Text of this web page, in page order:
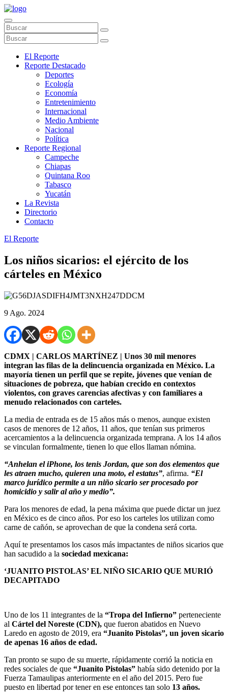
El Reporte
Reporte Destacado
Deportes
Ecología
Economía
Entretenimiento
Internacional
Medio Ambiente
Nacional
Política
Reporte Regional
Campeche
Chiapas
Quintana Roo
Tabasco
Yucatán
La Revista
Directorio
Contacto
El Reporte
Los niños sicarios: el ejército de los
cárteles en México
9 Ago. 2024
CDMX | CARLOS MARTÍNEZ | Unos 30 mil menores
integran las filas de la delincuencia organizada en México. La
mayoría tienen un perfil que se repite, jóvenes que venían de
situaciones de pobreza, que habían crecido en contextos
violentos, con graves carencias afectivas y con familiares a
menudo relacionados con carteles.
La media de entrada es de 15 años más o menos, aunque existen
casos de menores de 12 años, 11 años, que tenían sus primeros
acercamientos a la delincuencia organizada temprana. A los 14 años
se vinculan formalmente, tienen lo que ellos llaman nómina.
“Anhelan el iPhone, los tenis Jordan, que son dos elementos que
les atraen mucho, quieren una moto, el estatus”, afirma. “El
marco jurídico permite a un niño sicario ser procesado por
homicidio y salir al año y medio”.
Para los menores de edad, la pena máxima que puede dictar un juez
en México es de cinco años. Por eso los carteles los utilizan como
carne de cañón, se aprovechan de que la condena será corta.
Aquí te presentamos los casos más impactantes de niños sicarios que
han sacudido a la sociedad mexicana:
‘JUANITO PISTOLAS’ EL NIÑO SICARIO QUE MURIÓ
DECAPITADO
Uno de los 11 integrantes de la “Tropa del Infierno” perteneciente
al Cártel del Noreste (CDN), que fueron abatidos en Nuevo
Laredo en agosto de 2019, era “Juanito Pistolas”, un joven sicario
de apenas 16 años de edad.
Tan pronto se supo de su muerte, rápidamente corrió la noticia en
redes sociales de que “Juanito Pistolas” había sido detenido por la
Fuerza Tamaulipas anteriormente en el año del 2015. Pero fue
puesto en libertad por tener en ese entonces tan solo 13 años.